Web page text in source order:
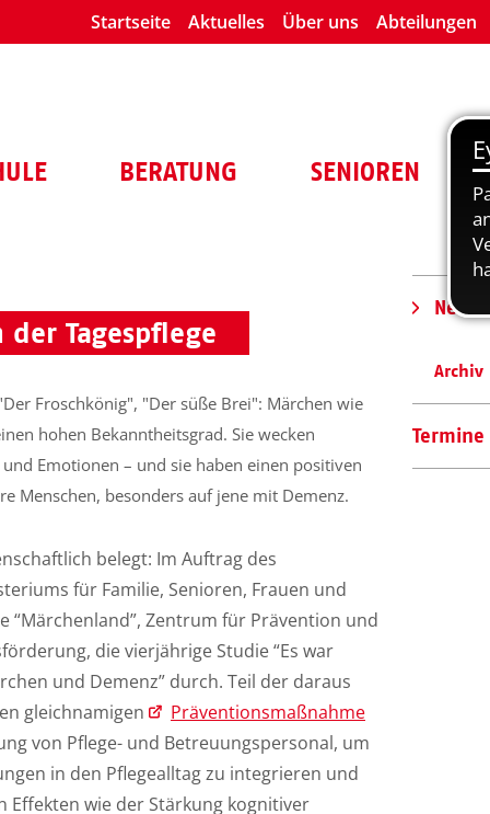
Startseite Aktuelles Über uns Abteilungen
BERATUNG SENIOREN
Tagespflege
Froschkönig", "Der süße Brei": Märchen wie
hohen Bekanntheitsgrad. Sie wecken
Emotionen – und sie haben einen positiven
Menschen, besonders auf jene mit Demenz.
belegt: Im Auftrag des
für Familie, Senioren, Frauen und
“Märchenland”, Zentrum für Prävention und
die vierjährige Studie “Es war
und Demenz” durch. Teil der daraus
gleichnamigen
Präventionsmaßnahme
von Pflege- und Betreuungspersonal, um
in den Pflegealltag zu integrieren und
Effekten wie der Stärkung kognitiver
News
Archiv
Termine